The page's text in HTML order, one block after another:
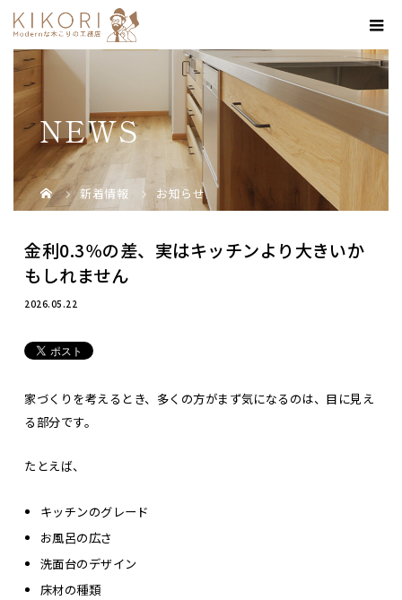
NEWS
新着情報 お知らせ
金利0.3％の差、実はキッチンより大きいか
もしれません
2026.05.22
家づくりを考えるとき、多くの方がまず気になるのは、目に見え
る部分です。
たとえば、
キッチンのグレード
お風呂の広さ
洗面台のデザイン
床材の種類